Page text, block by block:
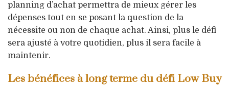
planning d’achat permettra de mieux gérer les
dépenses tout en se posant la question de la
nécessite ou non de chaque achat. Ainsi, plus le défi
sera ajusté à votre quotidien, plus il sera facile à
maintenir.
Les bénéfices à long terme du défi Low Buy